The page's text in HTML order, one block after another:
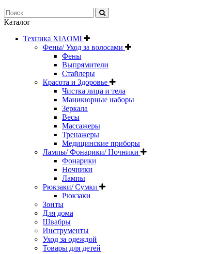
Каталог
Техника XIAOMI
Фены/ Уход за волосами
Фены
Выпрямители
Стайлеры
Красота и Здоровье
Чистка лица и тела
Маникюрные наборы
Зеркала
Весы
Массажеры
Тренажеры
Медицинские приборы
Лампы/ Фонарики/ Ночники
Фонарики
Ночники
Лампы
Рюкзаки/ Сумки
Рюкзаки
Зонты
Для дома
Швабры
Инструменты
Уход за одеждой
Товары для детей